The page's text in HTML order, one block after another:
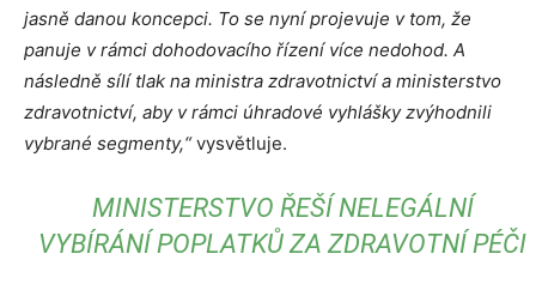
jasně danou koncepci. To se nyní projevuje v tom, že
panuje v rámci dohodovacího řízení více nedohod. A
následně sílí tlak na ministra zdravotnictví a ministerstvo
zdravotnictví, aby v rámci úhradové vyhlášky zvýhodnili
vybrané segmenty,“vysvětluje.
MINISTERSTVO ŘEŠÍ NELEGÁLNÍ
VYBÍRÁNÍ POPLATKŮ ZA ZDRAVOTNÍ PÉČI